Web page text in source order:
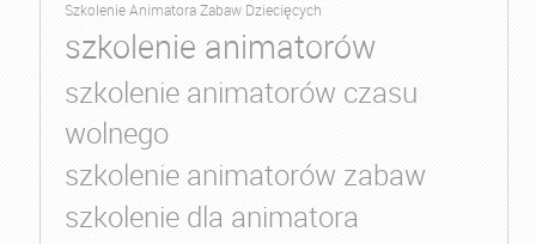
Szkolenie Animatora Zabaw Dziecięcych
szkolenie animatorów
szkolenie animatorów czasu
wolnego
szkolenie animatorów zabaw
szkolenie dla animatora